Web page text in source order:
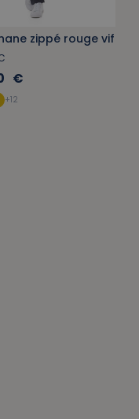
zippé rouge vif
€
+12